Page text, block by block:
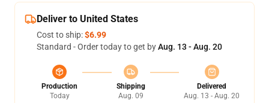
Deliver to United States
Cost to ship:$6.99
Standard - Order today to get byAug. 13 - Aug. 20
Production
Today
Shipping
Aug. 09
Delivered
Aug. 13 - Aug. 20